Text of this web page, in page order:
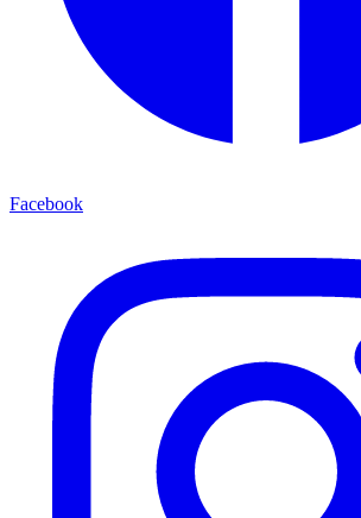
Facebook